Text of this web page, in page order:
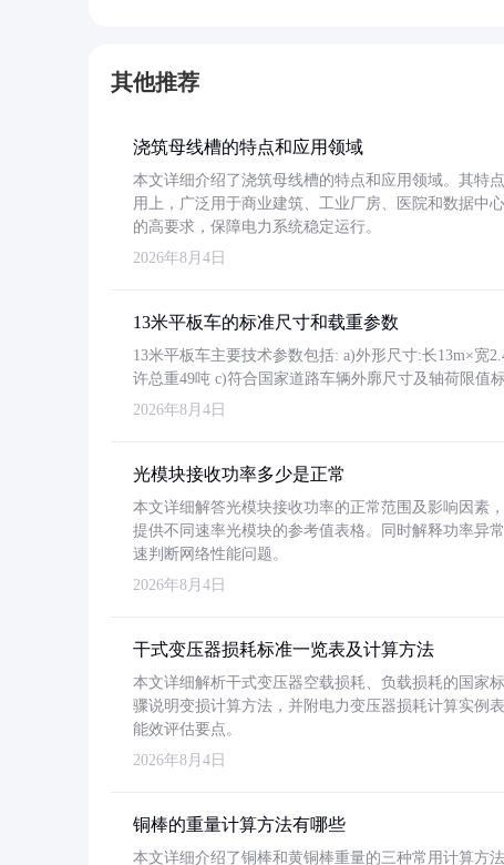
其他推荐
浇筑母线槽的特点和应用领域
本文详细介绍了浇筑母线槽的特点和应用领域。其特
用上，广泛用于商业建筑、工业厂房、医院和数据中
的高要求，保障电力系统稳定运行。
2026年8月4日
13米平板车的标准尺寸和载重参数
13米平板车主要技术参数包括: a)外形尺寸:长13m×宽
许总重49吨 c)符合国家道路车辆外廓尺寸及轴荷限值
2026年8月4日
光模块接收功率多少是正常
本文详细解答光模块接收功率的正常范围及影响因素
提供不同速率光模块的参考值表格。同时解释功率异
速判断网络性能问题。
2026年8月4日
干式变压器损耗标准一览表及计算方法
本文详细解析干式变压器空载损耗、负载损耗的国家
骤说明变损计算方法，并附电力变压器损耗计算实例
能效评估要点。
2026年8月4日
铜棒的重量计算方法有哪些
本文详细介绍了铜棒和黄铜棒重量的三种常用计算方